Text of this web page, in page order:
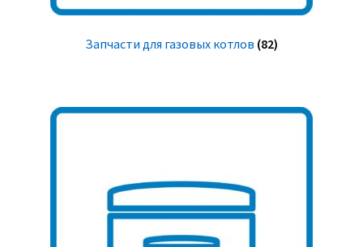
Запчасти для газовых котлов (82)